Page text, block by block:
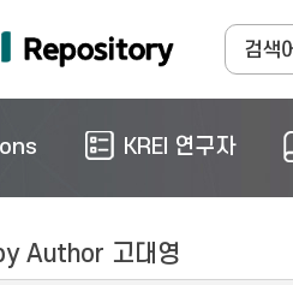
KREI 연구자
Author 고대영